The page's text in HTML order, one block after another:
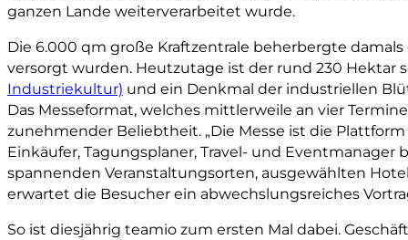
ganzen Lande weiterverarbeitet wurde.
Die 6.000 qm große Kraftzentrale beherbergte
versorgt wurden. Heutzutage ist der rund 230 Hektar
Industriekultur) und ein Denkmal der industriellen
Das Messeformat, welches mittlerweile an vier
zunehmender Beliebtheit. „Die Messe ist die
Einkäufer, Tagungsplaner, Travel- und
spannenden Veranstaltungsorten, ausgewählten
erwartet die Besucher ein abwechslungsreiches
So ist diesjährig teamio zum ersten Mal dabei.